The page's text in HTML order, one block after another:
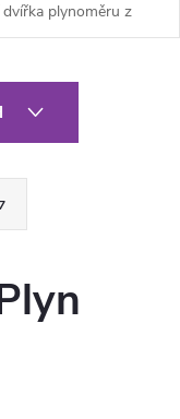
dvířka plynoměru z
pozinkovaného plechu